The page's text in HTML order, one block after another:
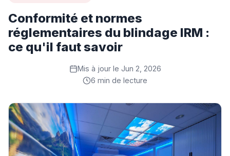
Conformité et normes
réglementaires du blindage IRM :
ce qu'il faut savoir
Mis à jour le Jun 2, 2026
6 min de lecture